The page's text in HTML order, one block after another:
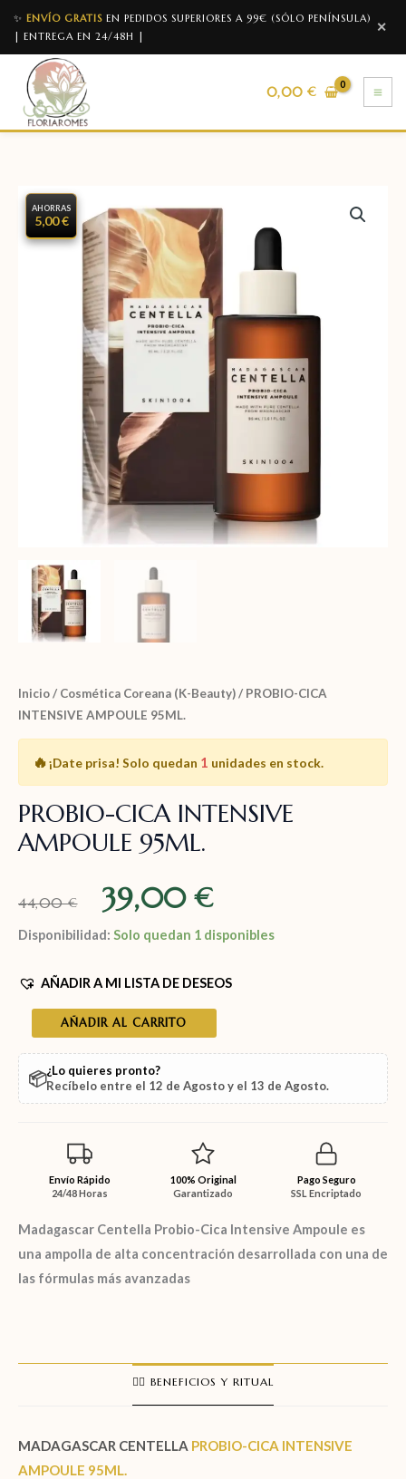
✨ ENVÍO GRATIS EN PEDIDOS SUPERIORES A 99€ (SÓLO PENÍNSULA)
| ENTREGA EN 24/48H |
✕
0,00€
AHORRAS
5,00 €
Inicio/ Cosmética Coreana (K-Beauty)/ PROBIO-CICA
INTENSIVE AMPOULE 95ML.
🔥¡Date prisa! Solo quedan 1 unidades en stock.
PROBIO-CICA INTENSIVE
AMPOULE 95ML.
44,00€ 39,00€
Disponibilidad: Solo quedan 1 disponibles
AÑADIR A MI LISTA DE DESEOS
AÑADIR AL CARRITO
📦¿Lo quieres pronto?
Recíbelo entre el 12 de Agostoy el 13 de Agosto.
Envío Rápido
24/48 Horas
100% Original
Garantizado
Pago Seguro
SSL Encriptado
Madagascar Centella Probio-Cica Intensive Ampoule es
una ampolla de alta concentración desarrollada con una de
las fórmulas más avanzadas
🧖‍♀️ BENEFICIOS Y RITUAL
MADAGASCAR CENTELLA PROBIO-CICA INTENSIVE
AMPOULE 95ML.